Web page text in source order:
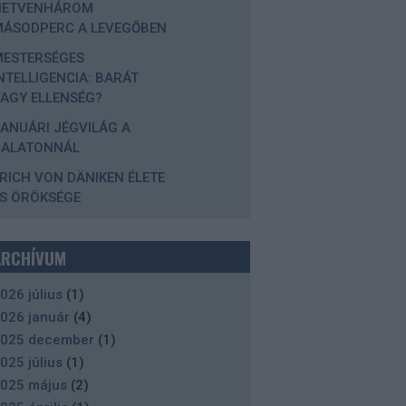
A LEVEGŐBEN
BARÁT
ELLENSÉG?
JÉGVILÁG A
VON DÄNIKEN ÉLETE
ÖRÖKSÉGE
július (1 )
január (4)
december (1 )
július (1 )
május (2)